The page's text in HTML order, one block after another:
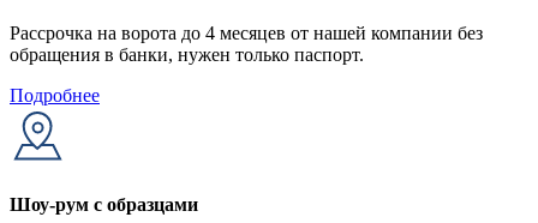
Рассрочка на ворота до 4 месяцев от нашей компании без
обращения в банки, нужен только паспорт.
Подробнее
Шоу-рум с образцами